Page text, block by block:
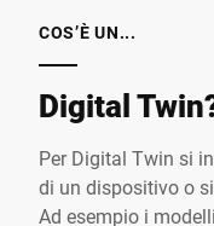
COS’È UN...
Digital
Per Digital Twin si
di un dispositivo o
Ad esempio i